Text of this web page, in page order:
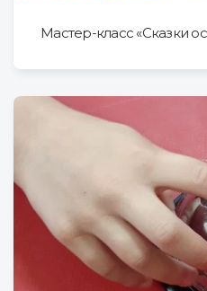
Мастер-класс «Сказки